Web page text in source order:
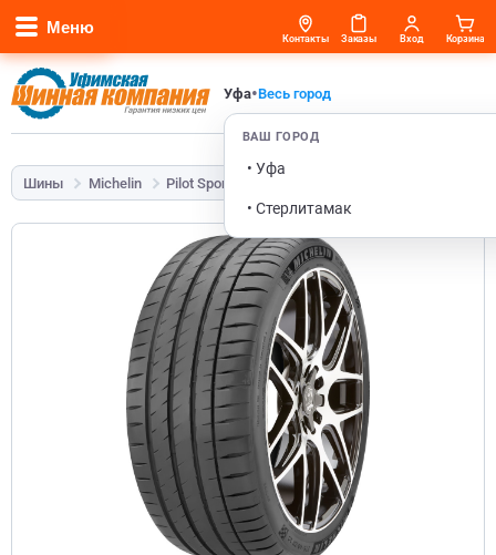
Меню
Уфа•Весь город
ВАШ ГОРОД
• Уфа
• Стерлитамак
Контакты Заказы Вход Корзина
Шины Michelin Pilot Sport 4